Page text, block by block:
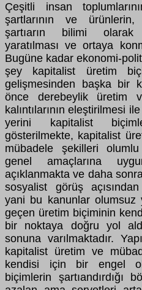
Çeşitli insan
şartlarının ve
şartıarın bilimi olarak
yaratılması ve ortaya
Bugüne kadar ekonomi-
şey kapitalist üretim
gelişmesinden başka bir
önce derebeylik üretim
kalıntılarının eleştirilmesi
yerini kapitalist
gösterilmekte, kapitalist
mübadele şekilleri
genel amaçlarına
açıklanmakta ve daha
sosyalist görüş
yani bu kanunlar olumsuz
geçen üretim biçiminin
bir noktaya doğru yol
sonuna varılmaktadır.
kapitalist üretim ve
kendisi için bir engel
biçimlerin şartıandırdığı